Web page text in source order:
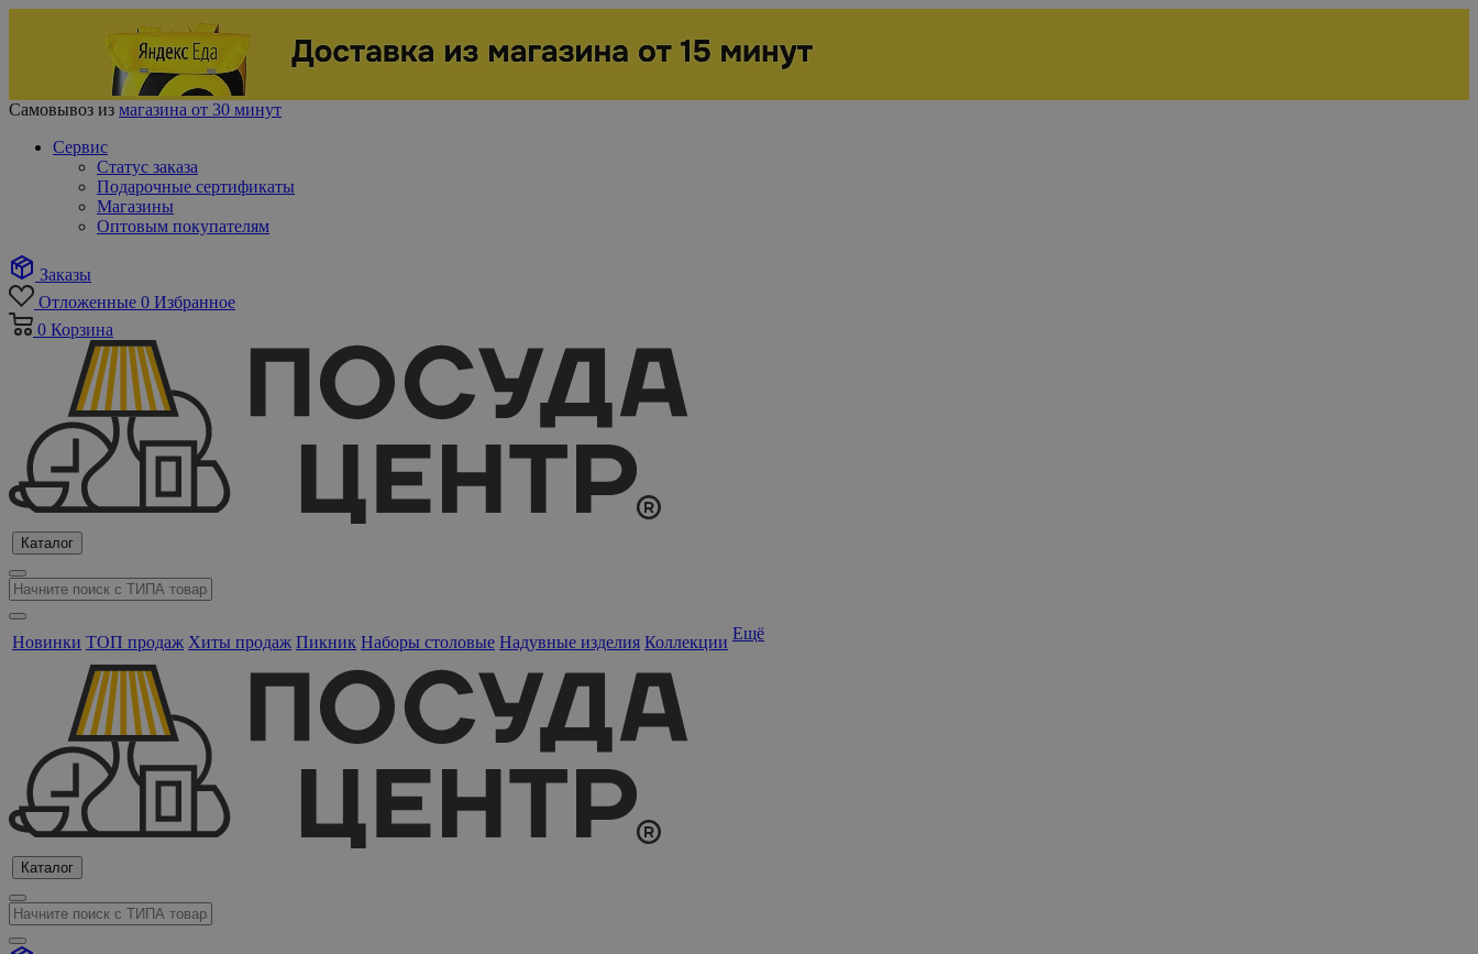
Самовывоз из магазина от 30 минут
Сервис
Статус заказа
Подарочные сертификаты
Магазины
Оптовым покупателям
Заказы
Отложенные 0 Избранное
0 Корзина
Каталог
Новинки ТОП продаж Хиты продаж Пикник Наборы столовые Надувные изделия Коллекции Ещё
Каталог